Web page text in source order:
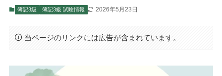
簿記3級 簿記3級 試験情報 2026年5月23日
当ページのリンクには広告が含まれています。